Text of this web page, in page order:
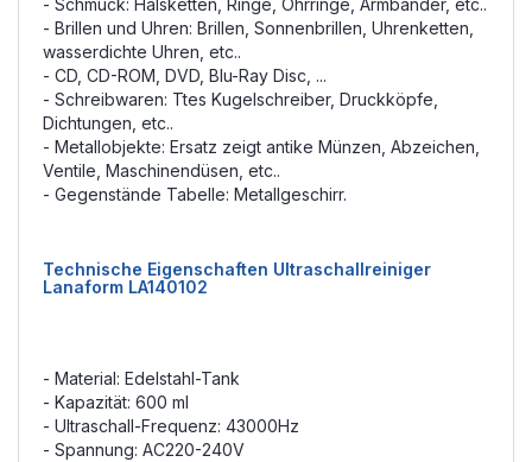
- Schmuck: Halsketten, Ringe, Ohrringe, Armbänder, etc..
- Brillen und Uhren: Brillen, Sonnenbrillen, Uhrenketten,
wasserdichte Uhren, etc..
- CD, CD-ROM, DVD, Blu-Ray Disc, ...
- Schreibwaren: Ttes Kugelschreiber, Druckköpfe,
Dichtungen, etc..
- Metallobjekte: Ersatz zeigt antike Münzen, Abzeichen,
Ventile, Maschinendüsen, etc..
- Gegenstände Tabelle: Metallgeschirr.
Technische Eigenschaften Ultraschallreiniger
Lanaform LA140102
- Material: Edelstahl-Tank
- Kapazität: 600 ml
- Ultraschall-Frequenz: 43000Hz
- Spannung: AC220-240V